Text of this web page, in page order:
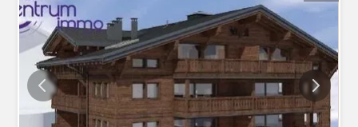
fusionner grandeur et intimité. Chaque espace, du sol au
plafond, est une invitation à la personnalisation - vos
rêves deviennent les contours de votre futur nid. Nos
appartements plein sud, avec leurs larges balcons, sont
des belvédères de vie, où chaque rayon du jour enrichit
l'expérience résidentielle. Grâce à la vente sur plans,
chaque détail de votre appartement se plie à vos désirs.
Transformez l'espace en un reflet de votre identité...